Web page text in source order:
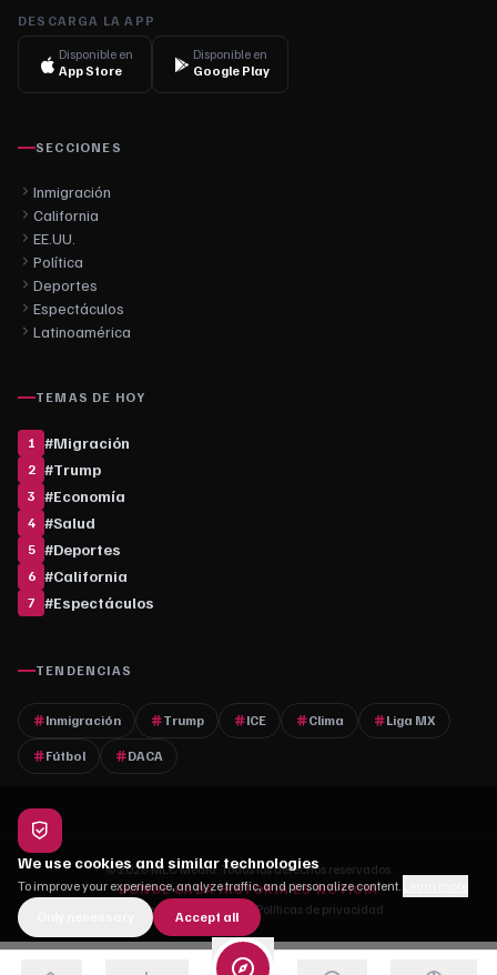
DESCARGA LA APP
Disponible en
App Store
Disponible en
Google Play
SECCIONES
Inmigración
California
EE.UU.
Política
Deportes
Espectáculos
Latinoamérica
TEMAS DE HOY
1 #Migración
2 #Trump
3 #Economía
4 #Salud
5 #Deportes
6 #California
7 #Espectáculos
TENDENCIAS
Inmigración Trump ICE Clima Liga MX
Fútbol DACA
© 2026 MLC Media. Todos los derechos reservados.
DONDE CADA HISTORIA ES NOTICIA
Quiénes somos
Contacto ·Políticas de privacidad
We use cookies and similar technologies
To improve your experience, analyze traffic, and personalize content.
Accept all